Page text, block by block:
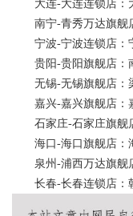
大连-大连连锁店：
南宁-青秀万达旗舰店
宁波-宁波连锁店：宁
贵阳-贵阳旗舰店：南
无锡-无锡旗舰店：梁
嘉兴-嘉兴旗舰店：
石家庄-石家庄旗舰店
海口-海口旗舰店：海
泉州-浦西万达旗舰店
长春-长春连锁店：朝